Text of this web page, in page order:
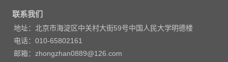
联系我们
地址：北京市海淀区中关村大街59号中国人民大学明德楼
电话：010-65802161
邮箱：zhongzhan0889@126.com